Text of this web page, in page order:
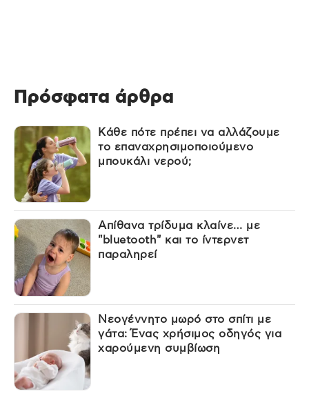
Πρόσφατα άρθρα
Κάθε πότε πρέπει να αλλάζουμε
το επαναχρησιμοποιούμενο
μπουκάλι νερού;
Απίθανα τρίδυμα κλαίνε… με
"bluetooth" και το ίντερνετ
παραληρεί
Νεογέννητο μωρό στο σπίτι με
γάτα: Ένας χρήσιμος οδηγός για
χαρούμενη συμβίωση